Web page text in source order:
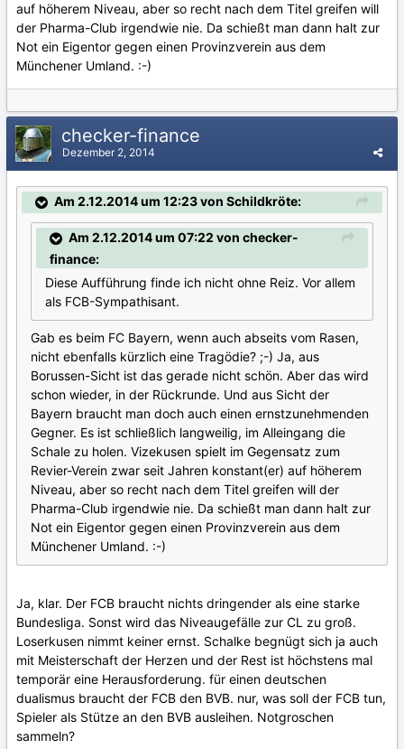
auf höherem Niveau, aber so recht nach dem Titel greifen will
der Pharma-Club irgendwie nie. Da schießt man dann halt zur
Not ein Eigentor gegen einen Provinzverein aus dem
Münchener Umland. :-)
checker-finance
Dezember 2, 2014
Am 2.12.2014 um 12:23 von Schildkröte:
Am 2.12.2014 um 07:22 von checker-
finance:
Diese Aufführung finde ich nicht ohne Reiz. Vor allem
als FCB-Sympathisant.
Gab es beim FC Bayern, wenn auch abseits vom Rasen,
nicht ebenfalls kürzlich eine Tragödie? ;-) Ja, aus
Borussen-Sicht ist das gerade nicht schön. Aber das wird
schon wieder, in der Rückrunde. Und aus Sicht der
Bayern braucht man doch auch einen ernstzunehmenden
Gegner. Es ist schließlich langweilig, im Alleingang die
Schale zu holen. Vizekusen spielt im Gegensatz zum
Revier-Verein zwar seit Jahren konstant(er) auf höherem
Niveau, aber so recht nach dem Titel greifen will der
Pharma-Club irgendwie nie. Da schießt man dann halt zur
Not ein Eigentor gegen einen Provinzverein aus dem
Münchener Umland. :-)
Ja, klar. Der FCB braucht nichts dringender als eine starke
Bundesliga. Sonst wird das Niveaugefälle zur CL zu groß.
Loserkusen nimmt keiner ernst. Schalke begnügt sich ja auch
mit Meisterschaft der Herzen und der Rest ist höchstens mal
temporär eine Herausforderung. für einen deutschen
dualismus braucht der FCB den BVB. nur, was soll der FCB tun,
Spieler als Stütze an den BVB ausleihen. Notgroschen
sammeln?